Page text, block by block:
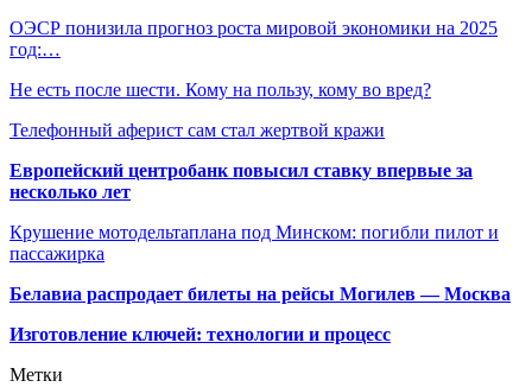
ОЭСР понизила прогноз роста мировой экономики на 2025
год:…
Не есть после шести. Кому на пользу, кому во вред?
Телефонный аферист сам стал жертвой кражи
Европейский центробанк повысил ставку впервые за
несколько лет
Крушение мотодельтаплана под Минском: погибли пилот и
пассажирка
Белавиа распродает билеты на рейсы Могилев — Москва
Изготовление ключей: технологии и процесс
Метки